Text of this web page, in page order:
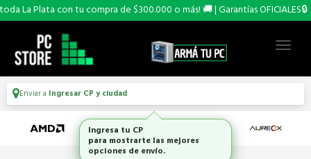
La Plata con tu compra de $300.000 o más! 🚚 | Garantías OFICIALES🔒
Enviar a Ingresar CP y ciudad
Ingresa tu CP
para mostrarte las mejores
opciones de envío.